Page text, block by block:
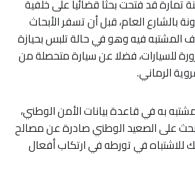
تمارة قد فتحت بحثا قضائيا على خلفية
بالشارع العام، قبل أن تسفر الأبحاث
المشتبه فيه وهو في حالة تلبس بحيازة
للسيارات، فضلا عن سيارة متحصلة من
الرماني.
به في قاعدة بيانات الأمن الوطني،
على الصعيد الوطني صادرة عن مصالح
للاشتباه في تورطه في ارتكاب أفعال